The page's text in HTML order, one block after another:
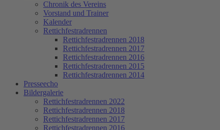
Chronik des Vereins
Vorstand und Trainer
Kalender
Rettichfestradrennen
Rettichfestradrennen 2018
Rettichfestradrennen 2017
Rettichfestradrennen 2016
Rettichfestradrennen 2015
Rettichfestradrennen 2014
Presseecho
Bildergalerie
Rettichfestradrennen 2022
Rettichfestradrennen 2018
Rettichfestradrennen 2017
Rettichfestradrennen 2016